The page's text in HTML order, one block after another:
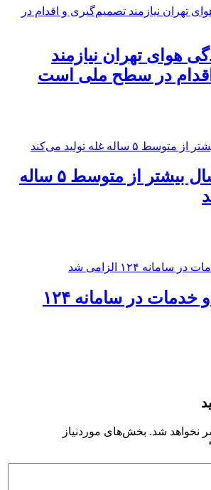
هوای تهران نیازمند
در سطح ملی است
فائو: ایران امسال بیشتر از متوسط ۵ ساله
ثبت قیمت کالا و خدمات در سامانه ۱۲۴
نخواهد شد. بخش‌های موردنیاز